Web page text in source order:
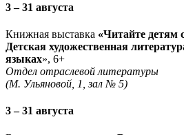
3 – 31 августа
Книжная выставка «Читайте детям
Детская художественная
языках», 6+
Отдел отраслевой литературы
(М. Ульяновой, 1, зал № 5)
3 – 31 августа